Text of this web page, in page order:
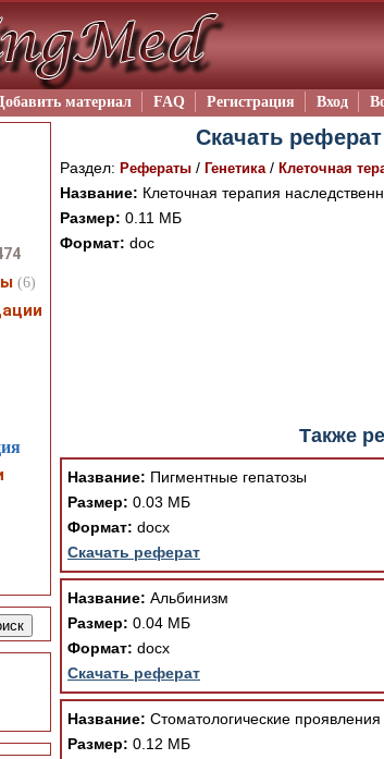
материал FAQ Регистрация Вход
Скачать
Раздел: Рефераты / Генетика / Клеточная
Название: Клеточная терапия
Размер: 0.11 МБ
Формат: doc
Также
Название: Пигментные гепатозы
Размер: 0.03 МБ
Формат: docx
Скачать реферат
Название: Альбинизм
Размер: 0.04 МБ
Формат: docx
Скачать реферат
Название: Стоматологические
Размер: 0.12 МБ
(6)